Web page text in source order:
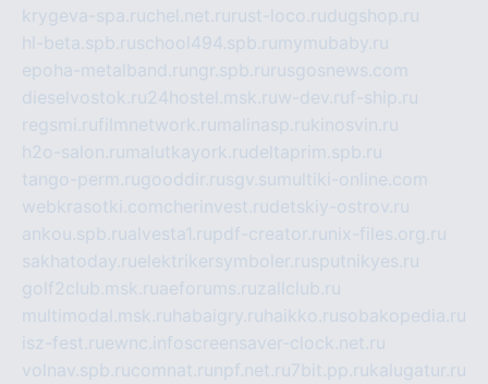
krygeva-spa.ruchel.net.ru rust-loco.rudugshop.ru
hl-beta.spb.ruschool494.spb.ru mymubaby.ru
epoha-metalband.ru ngr.spb.ru rusgosnews.com
dieselvostok.ru24hostel.msk.ruw-dev.ruf-ship.ru
regsmi.rufilmnetwork.ru malinasp.rukinosvin.ru
h2o-salon.ru malutkayork.rudeltaprim.spb.ru
tango-perm.rugooddir.rusgv.su multiki-online.com
webkrasotki.comcherinvest.rudetskiy-ostrov.ru
ankou.spb.rualvesta1.rupdf-creator.ru nix-files.org.ru
sakhatoday.ruelektrikersymboler.rusputnikyes.ru
golf2club.msk.ruaeforums.ruzallclub.ru
multimodal.msk.ru habaigry.ru haikko.rusobakopedia.ru
isz-fest.ruewnc.infoscreensaver-clock.net.ru
volnav.spb.rucomnat.ru npf.net.ru 7bit.pp.rukalugatur.ru